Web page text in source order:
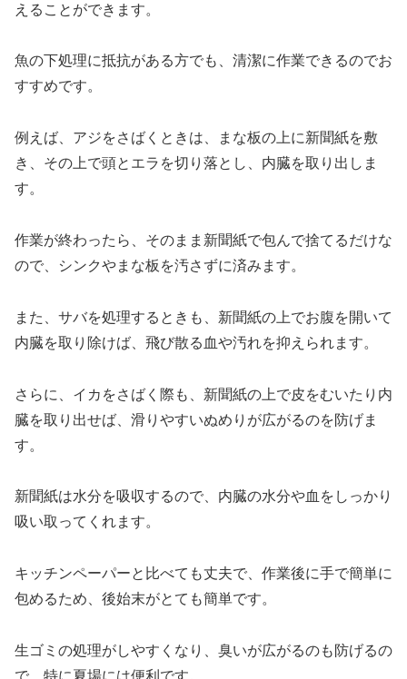
えることができます。
魚の下処理に抵抗がある方でも、清潔に作業できるのでお
すすめです。
例えば、アジをさばくときは、まな板の上に新聞紙を敷
き、その上で頭とエラを切り落とし、内臓を取り出しま
す。
作業が終わったら、そのまま新聞紙で包んで捨てるだけな
ので、シンクやまな板を汚さずに済みます。
また、サバを処理するときも、新聞紙の上でお腹を開いて
内臓を取り除けば、飛び散る血や汚れを抑えられます。
さらに、イカをさばく際も、新聞紙の上で皮をむいたり内
臓を取り出せば、滑りやすいぬめりが広がるのを防げま
す。
新聞紙は水分を吸収するので、内臓の水分や血をしっかり
吸い取ってくれます。
キッチンペーパーと比べても丈夫で、作業後に手で簡単に
包めるため、後始末がとても簡単です。
生ゴミの処理がしやすくなり、臭いが広がるのも防げるの
で、特に夏場には便利です。